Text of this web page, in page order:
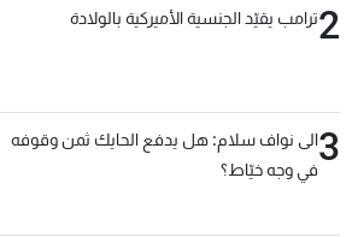
2ترامب يقيّد الجنسية الأميركية بالولادة
3الى نواف سلام: هل يدفع الحايك ثمن وقوفه
في وجه خيّاط؟